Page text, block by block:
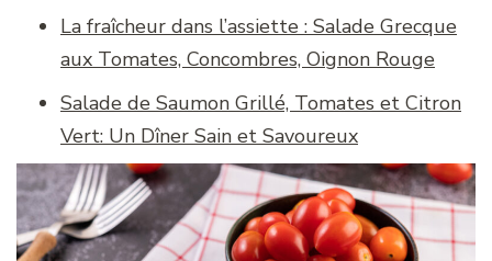
La fraîcheur dans l’assiette : Salade Grecque
aux Tomates, Concombres, Oignon Rouge
Salade de Saumon Grillé, Tomates et Citron
Vert: Un Dîner Sain et Savoureux